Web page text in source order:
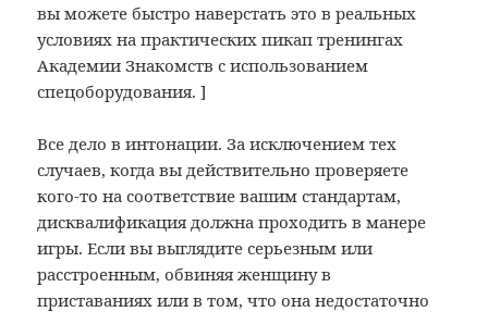
вы можете быстро наверстать это в реальных
условиях на практических пикап тренингах
Академии Знакомств с использованием
спецоборудования. ]
Все дело в интонации. За исключением тех
случаев, когда вы действительно проверяете
кого-то на соответствие вашим стандартам,
дисквалификация должна проходить в манере
игры. Если вы выглядите серьезным или
расстроенным, обвиняя женщину в
приставаниях или в том, что она недостаточно